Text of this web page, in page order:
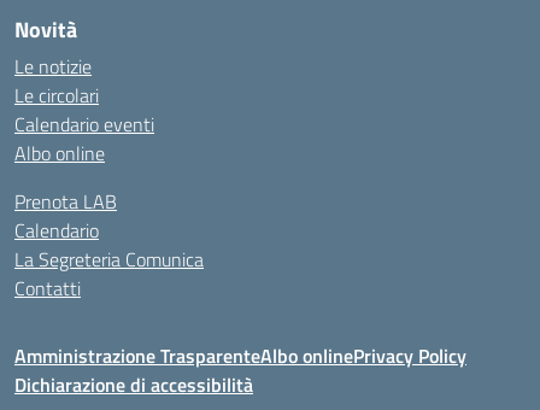
Novità
Le notizie
Le circolari
Calendario eventi
Albo online
Prenota LAB
Calendario
La Segreteria Comunica
Contatti
Amministrazione TrasparenteAlbo onlinePrivacy Policy
Dichiarazione di accessibilità